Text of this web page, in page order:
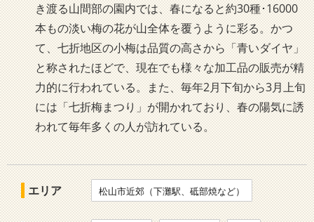
き渡る山間部の園内では、春になると約30種･16000
本もの淡い梅の花が山全体を覆うように彩る。かつ
て、七折地区の小梅は品質の高さから「青いダイヤ」
と称されたほどで、現在でも様々な加工品の販売が精
力的に行われている。また、毎年2月下旬から3月上旬
には「七折梅まつり」が開かれており、春の陽気に誘
われて毎年多くの人が訪れている。
エリア 松山市近郊（下灘駅、砥部焼など）